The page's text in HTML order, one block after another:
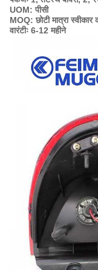
UOM: पीसी
MOQ: छोटी मात्रा
वारंटीः 6-12 महीने